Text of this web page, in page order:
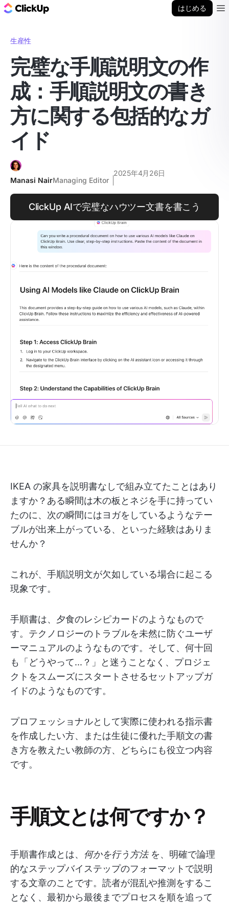
はじめる
生産性
完璧な手順説明文の作
成：手順説明文の書き
方に関する包括的なガ
イド
Manasi NairManaging Editor
2025年4月26日
ClickUp AIで完璧なハウツー文書を書こう
IKEA の家具を説明書なしで組み立てたことはあり
ますか？ある瞬間は木の板とネジを手に持ってい
たのに、次の瞬間にはヨガをしているようなテー
ブルが出来上がっている、といった経験はありま
せんか？
これが、手順説明文が欠如している場合に起こる
現象です。
手順書は、夕食のレシピカードのようなもので
す。テクノロジーのトラブルを未然に防ぐユーザ
ーマニュアルのようなものです。そして、何十回
も「どうやって...？」と迷うことなく、プロジェ
クトをスムーズにスタートさせるセットアップガ
イドのようなものです。
プロフェッショナルとして実際に使われる指示書
を作成したい方、または生徒に優れた手順文の書
き方を教えたい教師の方、どちらにも役立つ内容
です。
手順文とは何ですか？
手順書作成とは、 何かを行う方法を、明確で論理
的なステップバイステップのフォーマットで説明
する文章のことです。読者が混乱や推測をするこ
となく、最初から最後までプロセスを順を追って